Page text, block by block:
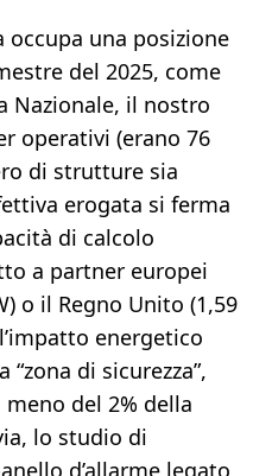
occupa una posizione
del 2025, come
Nazionale, il nostro
operativi (erano 76
di strutture sia
erogata si ferma
di calcolo
a partner europei
o il Regno Unito (1,59
energetico
di sicurezza”,
del 2% della
lo studio di
d’allarme legato